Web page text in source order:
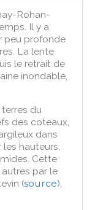
Rohan-
Il y a
peu profonde
La lente
le retrait de
inondable,
du
des coteaux,
dans
hauteurs,
Cette
par le
(source),